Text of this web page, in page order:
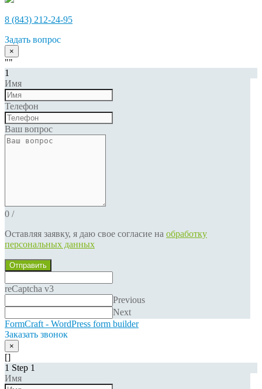
8 (843) 212-24-95
Задать вопрос
×
""
1
Имя
Телефон
Ваш вопрос
0 /
Оставляя заявку, я даю свое согласие на обработку
персональных данных
Отправить
reCaptcha v3
Previous
Next
FormCraft - WordPress form builder
Заказать звонок
×
[]
1 Step 1
Имя